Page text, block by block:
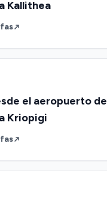
Kallithea
el aeropuerto de
Kriopigi